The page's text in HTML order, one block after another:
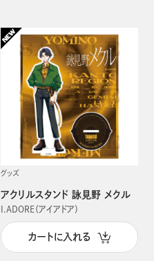
グッズ
アクリルスタンド 詠見野 メクル
I.ADORE（アイアドア）
カートに入れる